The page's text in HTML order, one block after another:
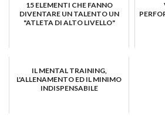
15 ELEMENTI CHE FANNO
DIVENTARE UN TALENTO UN
"ATLETA DI ALTO LIVELLO"
IL MENTAL TRAINING,
L'ALLENAMENTO ED IL MINIMO
INDISPENSABILE